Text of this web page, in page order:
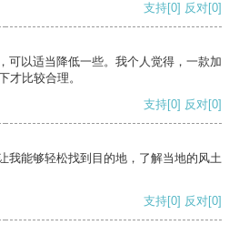
支持[0] 反对[0]
可以适当降低一些。我个人觉得，一款加
才比较合理。
支持[0] 反对[0]
我能够轻松找到目的地，了解当地的风土
支持[0] 反对[0]